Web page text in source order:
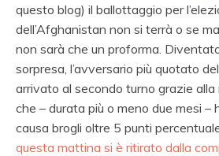
questo blog) il ballottaggio per
dell’Afghanistan non si terrà o se
non sarà che un proforma.
sorpresa, l’avversario più quotato
arrivato al secondo turno grazie
che – durata più o meno due mesi –
causa brogli oltre 5 punti
questa mattina si è ritirato dalla